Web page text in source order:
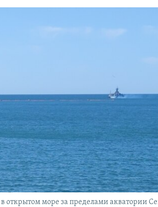
открытом море за пределами акватории